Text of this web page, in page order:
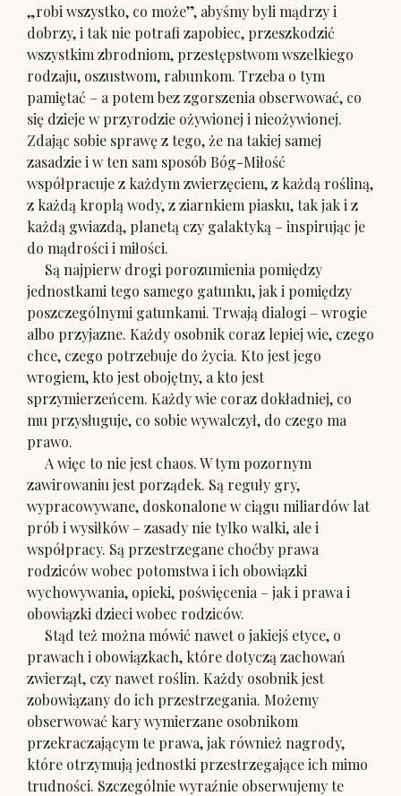
„robi wszystko, co może”, abyśmy byli mądrzy i
dobrzy, i tak nie potrafi zapobiec, przeszkodzić
wszystkim zbrodniom, przestępstwom wszelkiego
rodzaju, oszustwom, rabunkom. Trzeba o tym
pamiętać – a potem bez zgorszenia obserwować, co
się dzieje w przyrodzie ożywionej i nieożywionej.
Zdając sobie sprawę z tego, że na takiej samej
zasadzie i w ten sam sposób Bóg-Miłość
współpracuje z każdym zwierzęciem, z każdą rośliną,
z każdą kroplą wody, z ziarnkiem piasku, tak jak i z
każdą gwiazdą, planetą czy galaktyką – inspirując je
do mądrości i miłości.
Są najpierw drogi porozumienia pomiędzy
jednostkami tego samego gatunku, jak i pomiędzy
poszczególnymi gatunkami. Trwają dialogi – wrogie
albo przyjazne. Każdy osobnik coraz lepiej wie, czego
chce, czego potrzebuje do życia. Kto jest jego
wrogiem, kto jest obojętny, a kto jest
sprzymierzeńcem. Każdy wie coraz dokładniej, co
mu przysługuje, co sobie wywalczył, do czego ma
prawo.
A więc to nie jest chaos. W tym pozornym
zawirowaniu jest porządek. Są reguły gry,
wypracowywane, doskonalone w ciągu miliardów lat
prób i wysiłków – zasady nie tylko walki, ale i
współpracy. Są przestrzegane choćby prawa
rodziców wobec potomstwa i ich obowiązki
wychowywania, opieki, poświęcenia – jak i prawa i
obowiązki dzieci wobec rodziców.
Stąd też można mówić nawet o jakiejś etyce, o
prawach i obowiązkach, które dotyczą zachowań
zwierząt, czy nawet roślin. Każdy osobnik jest
zobowiązany do ich przestrzegania. Możemy
obserwować kary wymierzane osobnikom
przekraczającym te prawa, jak również nagrody,
które otrzymują jednostki przestrzegające ich mimo
trudności. Szczególnie wyraźnie obserwujemy te